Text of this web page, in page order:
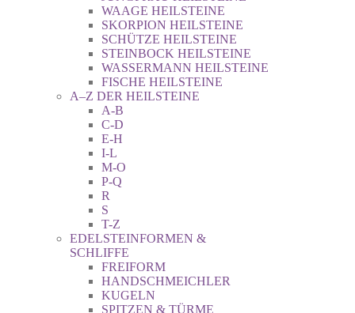
WAAGE HEILSTEINE
SKORPION HEILSTEINE
SCHÜTZE HEILSTEINE
STEINBOCK HEILSTEINE
WASSERMANN HEILSTEINE
FISCHE HEILSTEINE
A–Z DER HEILSTEINE
A-B
C-D
E-H
I-L
M-O
P-Q
R
S
T-Z
EDELSTEINFORMEN &
SCHLIFFE
FREIFORM
HANDSCHMEICHLER
KUGELN
SPITZEN & TÜRME